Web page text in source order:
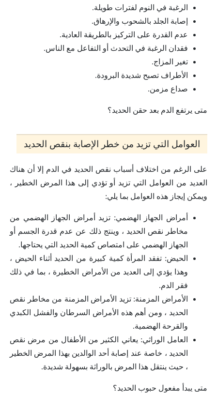
الرغبة في النوم لفترات طويلة.
إصابة الجلد بالشحوب والإرهاق.
عدم القدرة على التركيز بالطريقة العادية.
فقدان الرغبة في التحدث أو التفاعل مع الناس.
تغير المزاج.
الأطراف تصبح شديدة البرودة.
صداع مزمن.
متى يرتفع الدم بعد حقن الحديد؟
العوامل التي تزيد من خطر الإصابة بنقص الحديد
على الرغم من اختلاف أسباب نقص الحديد في الدم إلا أن هناك
العديد من العوامل التي تزيد أو تؤدي إلى هذا المرض الخطير ،
ويمكن إيجاز هذه العوامل بما يلي:
أمراض الجهاز الهضمي: تزيد أمراض الجهاز الهضمي من
مخاطر نقص الحديد ، وينتج ذلك عن عدم قدرة الجسم أو
الجهاز الهضمي على امتصاص كمية الحديد التي يحتاجها.
الحيض: تفقد المرأة كمية كبيرة من الحديد أثناء الحيض ،
وهذا يؤدي إلى العديد من الأمراض الخطيرة ، بما في ذلك
فقر الدم.
الأمراض المزمنة: تزيد الأمراض المزمنة من مخاطر نقص
الحديد ، ومن أهم هذه الأمراض السرطان والفشل الكبدي
والقرحة الهضمية.
العامل الوراثي: يعاني الكثير من الأطفال من مرض نقص
الحديد ، خاصة عند إصابة أحد الوالدين بهذا المرض الخطير
، حيث ينتقل هذا المرض بالوراثة بسهولة شديدة.
متى يبدأ مفعول حبوب الحديد؟